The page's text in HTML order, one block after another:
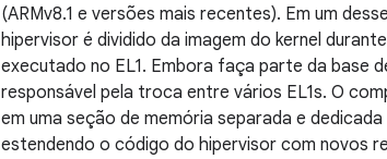
(ARMv8.1 e versões mais recentes). Em um
hipervisor é dividido da imagem do kernel
executado no EL1. Embora faça parte da base
responsável pela troca entre vários EL1s. O
em uma seção de memória separada e dedicada
estendendo o código do hipervisor com novos